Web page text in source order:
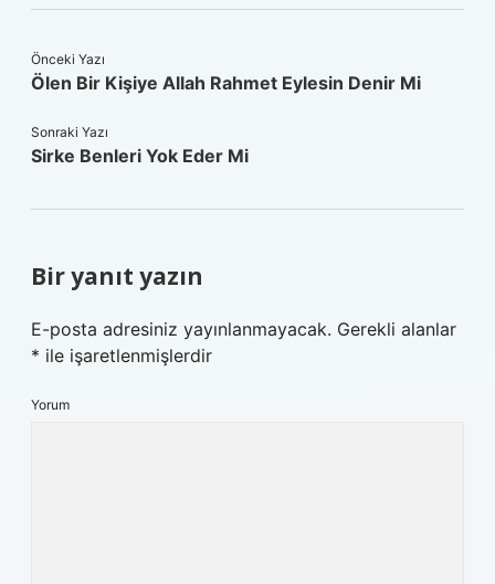
Önceki Yazı
Ölen Bir Kişiye Allah Rahmet Eylesin Denir Mi
Sonraki Yazı
Sirke Benleri Yok Eder Mi
Bir yanıt yazın
E-posta adresiniz yayınlanmayacak. Gerekli alanlar
* ile işaretlenmişlerdir
Yorum